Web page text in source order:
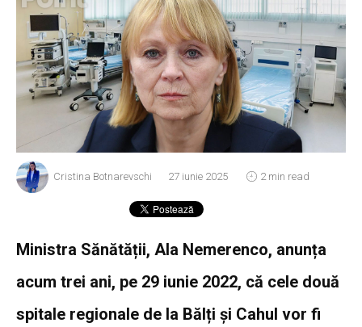
Cristina Botnarevschi 27 iunie 2025 2 min read
Ministra Sănătății, Ala Nemerenco, anunța
acum trei ani, pe 29 iunie 2022, că cele două
spitale regionale de la Bălți și Cahul vor fi